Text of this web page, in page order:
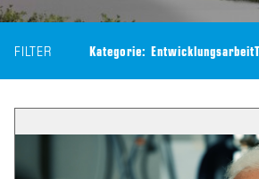
FILTER Kategorie: Entwicklungsarbeit